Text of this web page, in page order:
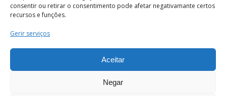
consentir ou retirar o consentimento pode afetar negativamante certos
recursos e funções.
Gerir serviços
Aceitar
Negar
Termos e Condições
os direitos reservados.